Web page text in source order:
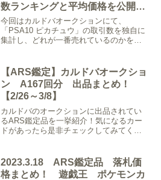
数ランキングと平均価格を公開
【PSA10】
今回はカルドバオークションにて、
「PSA10 ピカチュウ」の取引数を独自に
集計し、どれが一番売れているのかを調
13日に落札されたもの調査件数・・・
1030件...
【ARS鑑定】カルドバオークショ
ン A167回分 出品まとめ！
【2/26～3/8】
カルドバのオークションに出品されてい
るARS鑑定品を一挙紹介！気になるカー
ドがあったら是非チェックしてみてくだ
クション情報 開催回： A167 終了・延長
開始日時：...
2023.3.18 ARS鑑定品 落札価
格まとめ！ 遊戯王 ポケモンカ